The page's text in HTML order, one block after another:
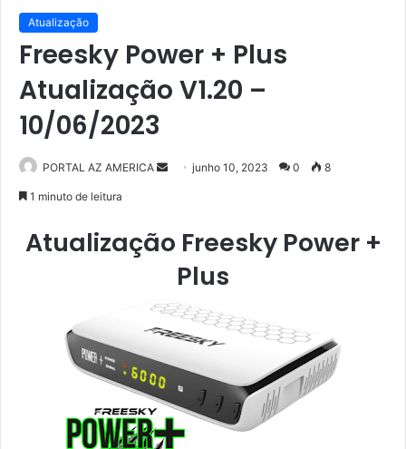
Atualização
Freesky Power + Plus
Atualização V1.20 –
10/06/2023
PORTAL AZ AMERICA
e
e
-
m
i
junho 10, 2023 0 8
1 minuto de leitura
Atualização Freesky Power +
Plus